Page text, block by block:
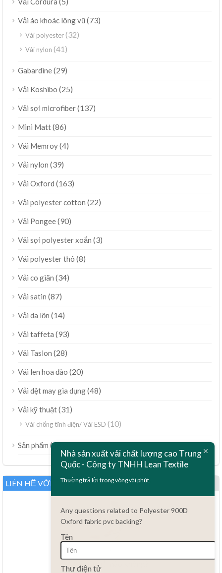
Vải áo khoác lông vũ(73)
Vải polyester(32)
Vải nylon (41)
Gabardine(29)
Vải Koshibo (25)
Vải sợi microfiber(137)
Mini Matt(86)
Vải Memroy(4)
Vải nylon (39)
Vải Oxford (163)
Vải polyester cotton (22)
Vải Pongee(90)
Vải sợi polyester xoắn (3)
Vải polyester thô (8)
Vải co giãn (34)
Vải satin (87)
Vải da lộn (14)
Vải taffeta (93)
Vải Taslon (28)
Vải len hoa đào (20)
Vải dệt may gia dụng(48)
Vải kỹ thuật(31)
Vải chống tĩnh điện/ Vải ESD (10)
Sản phẩm (189)
LIÊN HỆ VỚI CHÚNG TÔI
Có câu hỏi nào không?
Nhà sản xuất vải chất lượng cao Trung
Quốc - Công ty TNHH Lean Textile
Thường trả lời trong vòng vài phút.
Any questions related to Polyester 900D
Oxford fabric pvc backing?
Tên
Thư điện tử
Português do Brasil
Русский
Türkçe
Bahasa Indonesia
Polski
Bahasa Melayu
ไทย